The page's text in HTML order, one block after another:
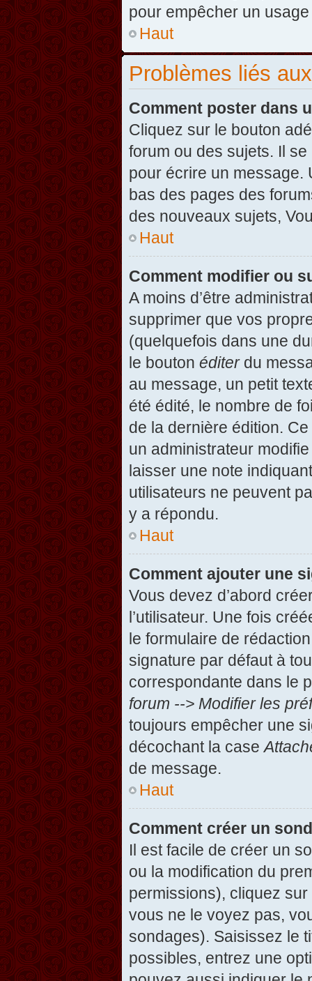
pour empêcher un
Haut
Problèmes liés
Comment poster dans
Cliquez sur le bouton
forum ou des sujets. Il
pour écrire un message.
bas des pages des
des nouveaux sujets,
Haut
Comment modifier ou
A moins d’être
supprimer que vos
(quelquefois dans une
le bouton éditerdu
au message, un petit
été édité, le nombre de
de la dernière édition.
un administrateur
laisser une note
utilisateurs ne peuvent
y a répondu.
Haut
Comment ajouter une
Vous devez d’abord
l’utilisateur. Une fois
le formulaire de
signature par défaut à
correspondante dans le
forum --> Modifier les
toujours empêcher une
décochant la case
de message.
Haut
Comment créer un
Il est facile de créer un
ou la modification du
permissions), cliquez sur
vous ne le voyez pas,
sondages). Saisissez le
possibles, entrez une